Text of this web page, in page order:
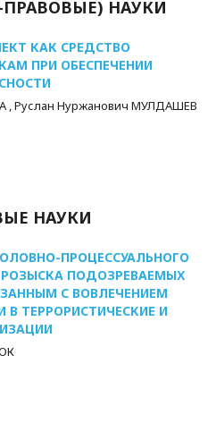
НАУКИ
КАК СРЕДСТВО
ПРИ ОБЕСПЕЧЕНИИ
, Руслан Нуржанович МУЛДАШЕВ
НАУКИ
ПРОЦЕССУАЛЬНОГО
ПОДОЗРЕВАЕМЫХ
С ВОВЛЕЧЕНИЕМ
ТЕРРОРИСТИЧЕСКИЕ И